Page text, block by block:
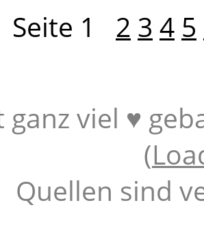
Seite 1 2 3 4 5
ganz viel ♥
(
Quellen sind